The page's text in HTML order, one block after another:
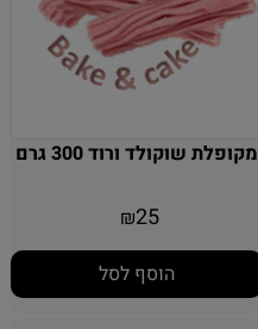
מקופלת שוקולד ורוד 300 גרם
₪25
הוסף לסל